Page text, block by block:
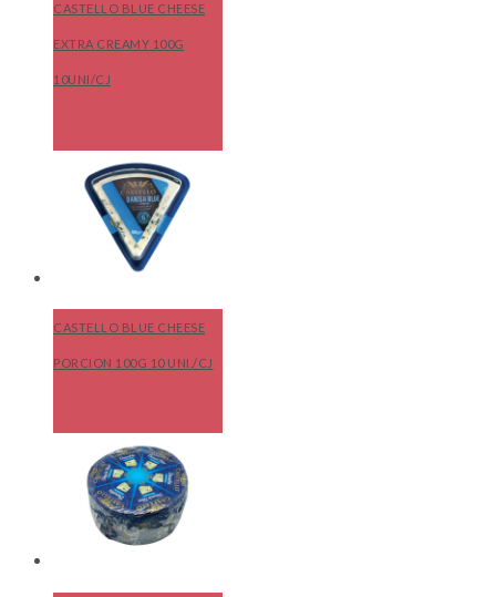
CASTELLO BLUE CHEESE
EXTRA CREAMY 100G
10UNI/CJ
CASTELLO BLUE CHEESE
PORCION 100G 10 UNI./CJ